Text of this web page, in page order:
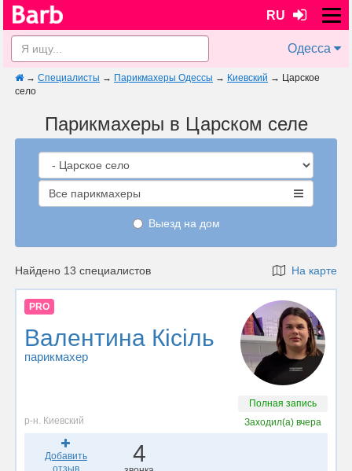
RU
Одесса
→ Специалисты → Парикмахеры Одессы → Киевский → Царское
село
Парикмахеры в Царском селе
Все парикмахеры
Выезд на дом
Найдено 13 специалистов На карте
PRO
Валентина Кісіль
парикмахер
Полная запись
р-н. Киевский
Заходил(а)вчера
Добавить
отзыв
4